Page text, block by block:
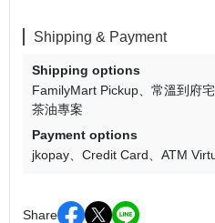
Shipping & Payment
Shipping options
FamilyMart Pickup
常溫到府
茶油專案
Payment options
jkopay
Credit Card ATM
Share